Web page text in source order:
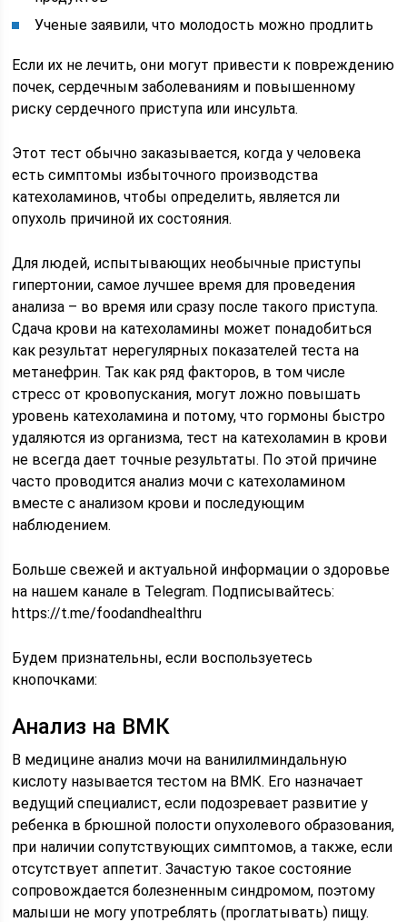
Ученые заявили, что молодость можно продлить
Если их не лечить, они могут привести к повреждению
почек, сердечным заболеваниям и повышенному
риску сердечного приступа или инсульта.
Этот тест обычно заказывается, когда у человека
есть симптомы избыточного производства
катехоламинов, чтобы определить, является ли
опухоль причиной их состояния.
Для людей, испытывающих необычные приступы
гипертонии, самое лучшее время для проведения
анализа – во время или сразу после такого приступа.
Сдача крови на катехоламины может понадобиться
как результат нерегулярных показателей теста на
метанефрин. Так как ряд факторов, в том числе
стресс от кровопускания, могут ложно повышать
уровень катехоламина и потому, что гормоны быстро
удаляются из организма, тест на катехоламин в крови
не всегда дает точные результаты. По этой причине
часто проводится анализ мочи с катехоламином
вместе с анализом крови и последующим
наблюдением.
Больше свежей и актуальной информации о здоровье
на нашем канале в Telegram. Подписывайтесь:
https://t.me/foodandhealthru
Будем признательны, если воспользуетесь
кнопочками:
Анализ на ВМК
В медицине анализ мочи на ванилилминдальную
кислоту называется тестом на ВМК. Его назначает
ведущий специалист, если подозревает развитие у
ребенка в брюшной полости опухолевого образования,
при наличии сопутствующих симптомов, а также, если
отсутствует аппетит. Зачастую такое состояние
сопровождается болезненным синдромом, поэтому
малыши не могу употреблять (проглатывать) пищу.